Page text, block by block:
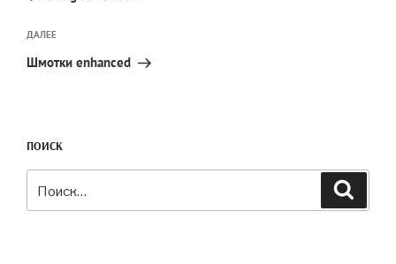
Следующая
запись
ДАЛЕЕ
Шмотки enhanced
ПОИСК